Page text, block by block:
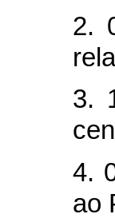
2.
3.
4.
ao